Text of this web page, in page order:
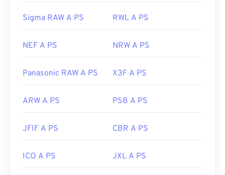
Sigma RAW A PS RWL A PS
NEF A PS NRW A PS
Panasonic RAW A PS X3F A PS
ARW A PS PSB A PS
JFIF A PS CBR A PS
ICO A PS JXL A PS